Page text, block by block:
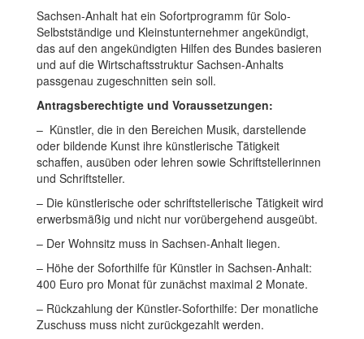
Sachsen-Anhalt hat ein Sofortprogramm für Solo-
Selbstständige und Kleinstunternehmer angekündigt,
das auf den angekündigten Hilfen des Bundes basieren
und auf die Wirtschaftsstruktur Sachsen-Anhalts
passgenau zugeschnitten sein soll.
Antragsberechtigte und Voraussetzungen:
– Künstler, die in den Bereichen Musik, darstellende
oder bildende Kunst ihre künstlerische Tätigkeit
schaffen, ausüben oder lehren sowie Schriftstellerinnen
und Schriftsteller.
– Die künstlerische oder schriftstellerische Tätigkeit wird
erwerbsmäßig und nicht nur vorübergehend ausgeübt.
– Der Wohnsitz muss in Sachsen-Anhalt liegen.
– Höhe der Soforthilfe für Künstler in Sachsen-Anhalt:
400 Euro pro Monat für zunächst maximal 2 Monate.
– Rückzahlung der Künstler-Soforthilfe: Der monatliche
Zuschuss muss nicht zurückgezahlt werden.